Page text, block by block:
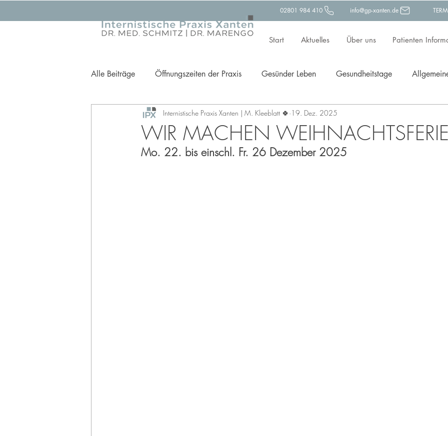
02801 984 410 info@gp-xanten.de
Start Aktuelles Über uns Patienten
Alle Beiträge Öffnungszeiten der Praxis Gesünder Leben Gesundheitstage
Ihre Gesundheit im Fokus Prävention
WIR MACHEN
Internistische Praxis Xanten | M. Kleeblatt 🍀 19. Dez. 2025
Mo. 22. bis einschl. Fr. 26 Dezember 2025